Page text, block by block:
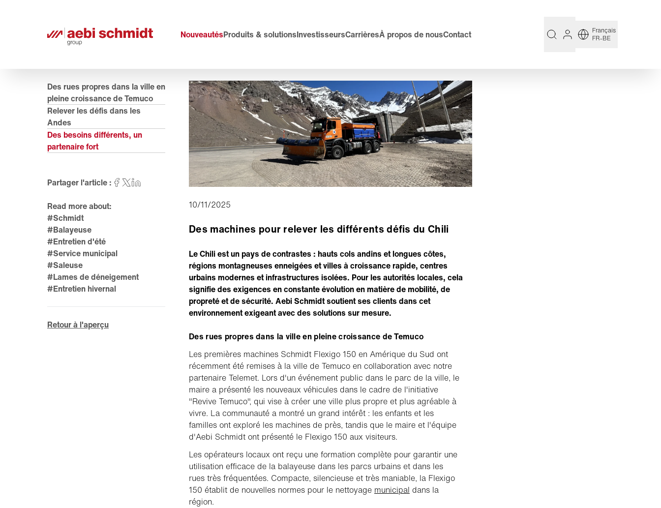
NouveautésProduits & solutionsInvestisseursCarrièresÀ propos de nousContact
Français
FR-BE
Des rues propres dans la ville en
pleine croissance de Temuco
Relever les défis dans les
Andes
Des besoins différents, un
partenaire fort
Partager l'article :
Read more about:
#Schmidt
#Balayeuse
#Entretien d'été
#Service municipal
#Saleuse
#Lames de déneigement
#Entretien hivernal
Retour à l'aperçu
10/11/2025
Des machines pour relever les différents défis du Chili
Le Chili est un pays de contrastes : hauts cols andins et longues côtes,
régions montagneuses enneigées et villes à croissance rapide, centres
urbains modernes et infrastructures isolées. Pour les autorités locales, cela
signifie des exigences en constante évolution en matière de mobilité, de
propreté et de sécurité. Aebi Schmidt soutient ses clients dans cet
environnement exigeant avec des solutions sur mesure.
Des rues propres dans la ville en pleine croissance de Temuco
Les premières machines Schmidt Flexigo 150 en Amérique du Sud ont
récemment été remises à la ville de Temuco en collaboration avec notre
partenaire Telemet. Lors d'un événement public dans le parc de la ville, le
maire a présenté les nouveaux véhicules dans le cadre de l'initiative
"Revive Temuco", qui vise à créer une ville plus propre et plus agréable à
vivre. La communauté a montré un grand intérêt : les enfants et les
familles ont exploré les machines de près, tandis que le maire et l'équipe
d'Aebi Schmidt ont présenté le Flexigo 150 aux visiteurs.
Les opérateurs locaux ont reçu une formation complète pour garantir une
utilisation efficace de la balayeuse dans les parcs urbains et dans les
rues très fréquentées. Compacte, silencieuse et très maniable, la Flexigo
150 établit de nouvelles normes pour le nettoyage municipal dans la
région.